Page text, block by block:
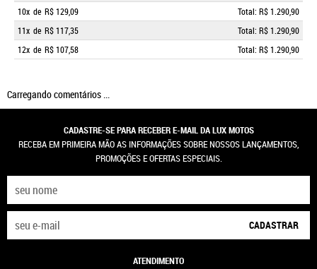
10x de R$ 129,09
Total: R$ 1.290,90
11x de R$ 117,35
Total: R$ 1.290,90
12x de R$ 107,58 Total: R$ 1.290,90
Carregando comentários ...
CADASTRE-SE PARA RECEBER E-MAIL DA LUX MOTOS
RECEBA EM PRIMEIRA MÃO AS INFORMAÇÕES SOBRE NOSSOS LANÇAMENTOS,
PROMOÇÕES E OFERTAS ESPECIAIS.
CADASTRAR
ATENDIMENTO